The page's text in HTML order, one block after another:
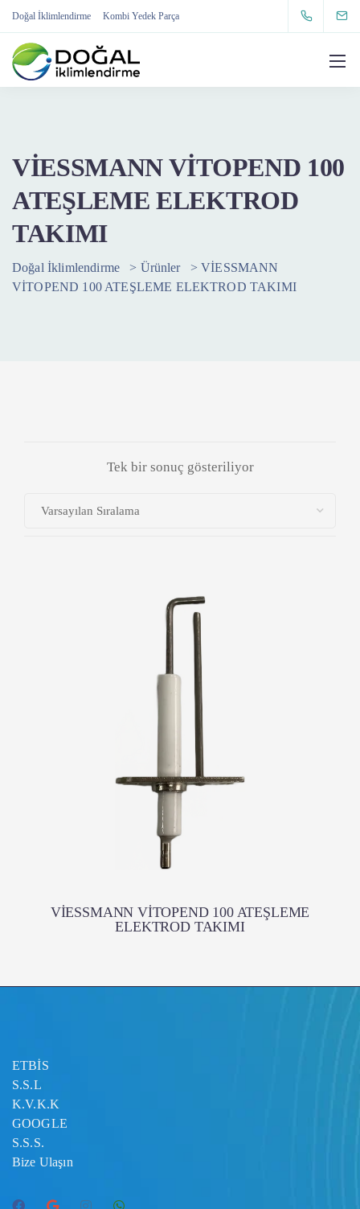
Doğal İklimlendirme Kombi Yedek Parça
VİESSMANN VİTOPEND 100
ATEŞLEME ELEKTROD
TAKIMI
Doğal İklimlendirme > Ürünler >VİESSMANN
VİTOPEND 100 ATEŞLEME ELEKTROD TAKIMI
Tek bir sonuç gösteriliyor
VİESSMANN VİTOPEND 100 ATEŞLEME
ELEKTROD TAKIMI
ETBİS
S.S.L
K.V.K.K
GOOGLE
S.S.S.
Bize Ulaşın